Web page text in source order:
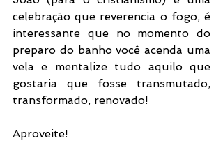
celebração que reverencia o fogo, é
interessante que no momento do
preparo do banho você acenda uma
vela e mentalize tudo aquilo que
gostaria que fosse transmutado,
transformado, renovado!
Aproveite!